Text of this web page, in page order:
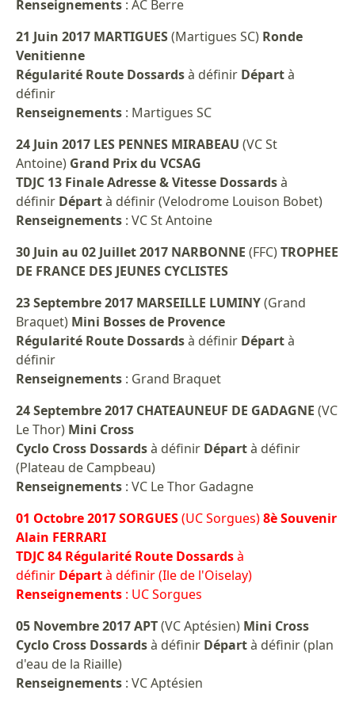
Renseignements : AC Berre
21 Juin 2017 MARTIGUES(Martigues SC) Ronde
Venitienne
Régularité Route Dossardsà définir Départà
définir
Renseignements : Martigues SC
24 Juin 2017 LES PENNES MIRABEAU (VC St
Antoine) Grand Prix du VCSAG
TDJC 13 Finale Adresse & Vitesse Dossardsà
définir Départà définir (Velodrome Louison Bobet)
Renseignements : VC St Antoine
30 Juin au 02 Juillet 2017 NARBONNE (FFC)TROPHEE
DE FRANCE DES JEUNES CYCLISTES
23 Septembre 2017 MARSEILLE LUMINY(Grand
Braquet) Mini Bosses de Provence
Régularité Route Dossardsà définir Départà
définir
Renseignements : Grand Braquet
24 Septembre 2017 CHATEAUNEUF DE GADAGNE (VC
Le Thor) Mini Cross
Cyclo Cross Dossardsà définir Départà définir
(Plateau de Campbeau)
Renseignements : VC Le Thor Gadagne
01 Octobre 2017 SORGUES(UC Sorgues)8è Souvenir
Alain FERRARI
TDJC 84 Régularité Route Dossardsà
définir Départà définir (Ile de l'Oiselay)
Renseignements : UC Sorgues
05 Novembre 2017 APT(VC Aptésien) Mini Cross
Cyclo Cross Dossardsà définir Départà définir (plan
d'eau de la Riaille)
Renseignements : VC Aptésien